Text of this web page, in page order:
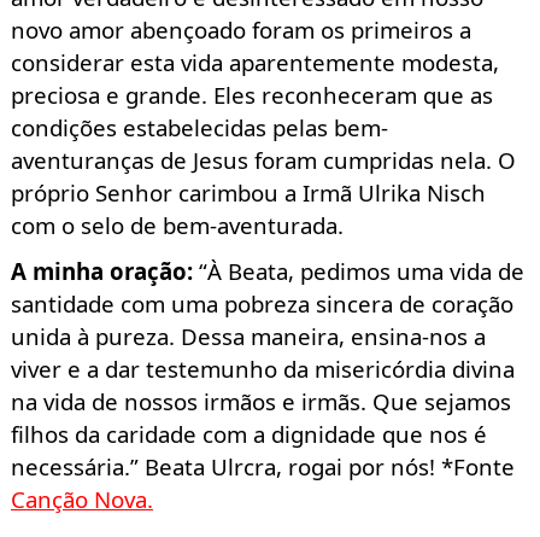
novo amor abençoado foram os primeiros a
considerar esta vida aparentemente modesta,
preciosa e grande. Eles reconheceram que as
condições estabelecidas pelas bem-
aventuranças de Jesus foram cumpridas nela. O
próprio Senhor carimbou a Irmã Ulrika Nisch
com o selo de bem-aventurada.
A minha oração: “À Beata, pedimos uma vida de
santidade com uma pobreza sincera de coração
unida à pureza. Dessa maneira, ensina-nos a
viver e a dar testemunho da misericórdia divina
na vida de nossos irmãos e irmãs. Que sejamos
filhos da caridade com a dignidade que nos é
necessária.” Beata Ulrcra, rogai por nós! *Fonte
Canção Nova.